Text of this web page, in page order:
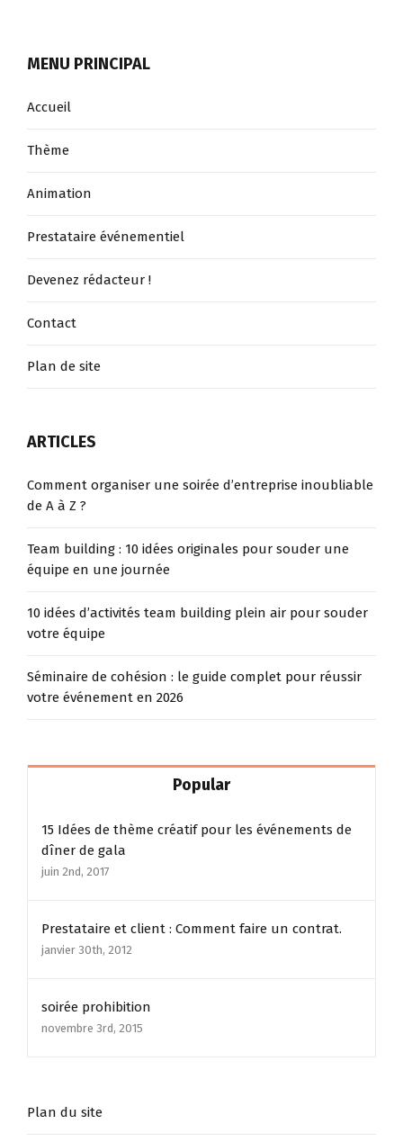
MENU PRINCIPAL
Accueil
Thème
Animation
Prestataire événementiel
Devenez rédacteur !
Contact
Plan de site
ARTICLES
Comment organiser une soirée d’entreprise inoubliable
de A à Z ?
Team building : 10 idées originales pour souder une
équipe en une journée
10 idées d’activités team building plein air pour souder
votre équipe
Séminaire de cohésion : le guide complet pour réussir
votre événement en 2026
Popular
15 Idées de thème créatif pour les événements de
dîner de gala
juin 2nd, 2017
Prestataire et client : Comment faire un contrat.
janvier 30th, 2012
soirée prohibition
novembre 3rd, 2015
Plan du site